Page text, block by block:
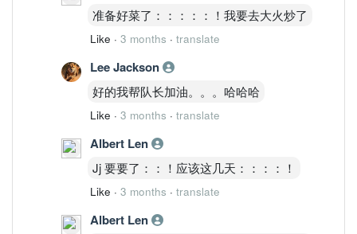
准备好菜了：：：：：！我要去大火炒了
Like · 3 months · translate
Lee Jackson
好的我帮队长加油。。。哈哈哈
Like · 3 months · translate
Albert Len
Jj 要要了：：！应该这几天：：：：！
Like · 3 months · translate
Albert Len